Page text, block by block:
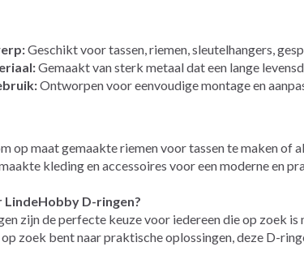
Geschikt voor tassen, riemen, sleutelhangers,
Gemaakt van sterk metaal dat een lange
Ontworpen voor eenvoudige montage en
op maat gemaakte riemen voor tassen te maken of
kleding en accessoires voor een moderne en
D-ringen?
zijn de perfecte keuze voor iedereen die op zoek
zoek bent naar praktische oplossingen, deze D-